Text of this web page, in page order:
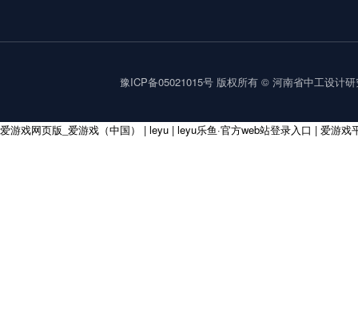
豫ICP备05021015号 版权所有 © 河南省中工设计
爱游戏网页版_爱游戏（中国） | leyu | leyu乐鱼·官方web站登录入口 | 爱游戏